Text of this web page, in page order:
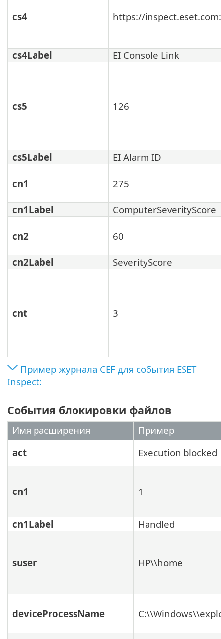
cs4 https://
cs4Label EI Console Link
cs5 126
cs5Label EI Alarm ID
cn1 275
cn1Label ComputerSeverityScore
cn2 60
cn2Label SeverityScore
cnt 3
Пример журнала CEF для события ESET
Inspect:
События блокировки файлов
Имя расширения
Пример
act
Execution blocked
cn1 1
cn1Label Handled
suser HP\\home
deviceProcessName